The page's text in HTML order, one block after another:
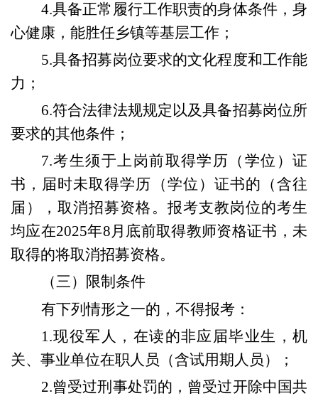
4.具备正常履行工作职责的身体条件，身
心健康，能胜任乡镇等基层工作；
5.具备招募岗位要求的文化程度和工作能
力 ；
6.符合法律法规规定以及具备招募岗位所
要求的其他条件 ；
7.考生须于上岗前取得学历（学位）证
书 ， 届时未取得学历（学位）证书的（含往
届），取消招募资格。 报考支教岗位的考生
均应在2025年8月底前取得教师资格证书 ，未
取得的将取消招募资格。
（三） 限制条件
有下列情形之一的 ， 不得报考 ：
1.现役军人，在读的非应届毕业生，机
关、事业单位在职人员（含试用期人员）
；
2.曾受过刑事处罚的，曾受过开除中国共